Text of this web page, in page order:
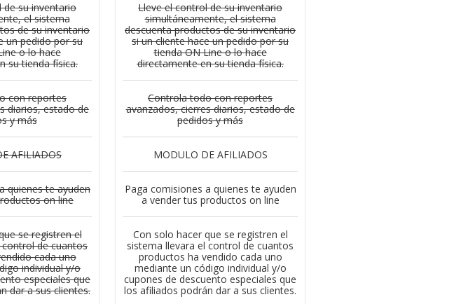
de su inventario
el sistema
de su inventario
un pedido por su
o lo hace
su tienda física.
con reportes
diarios, estado de
y más
AFILIADOS
quieneste ayuden
on line
se registren el
de cuantos
cada uno
individual y/o
especiales que
dar a sus clientes.
Lleve el control de su inventario
simultáneamente, el sistema
descuenta productos de su inventario
si un cliente hace un pedido por su
tienda ON Line o lo hace
directamente en su tienda física.
Controla todo con reportes
avanzados,cierres diarios, estado de
pedidos y más
MODULO DE AFILIADOS
Paga comisiones a quienes te ayuden
a vender tus productos on line
Con solo hacer que se registren el
sistema llevara el control de cuantos
productos ha vendido cada uno
mediante un código individual y/o
cupones de descuento especiales que
los afiliados podrán dar a sus clientes.